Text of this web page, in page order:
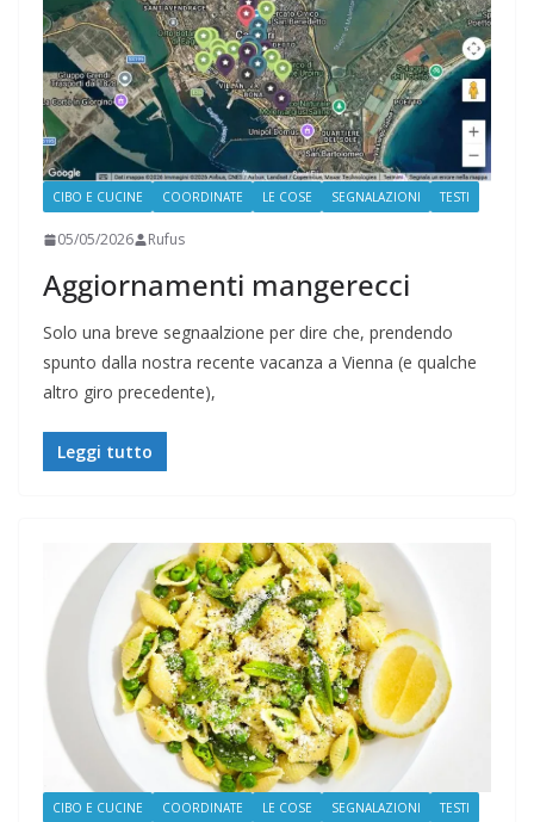
CIBO E CUCINE COORDINATE LE COSE SEGNALAZIONI TESTI
05/05/2026 Rufus
Aggiornamenti mangerecci
Solo una breve segnaalzione per dire che, prendendo
spunto dalla nostra recente vacanza a Vienna (e qualche
altro giro precedente),
Leggi tutto
CIBO E CUCINE COORDINATE LE COSE SEGNALAZIONI TESTI